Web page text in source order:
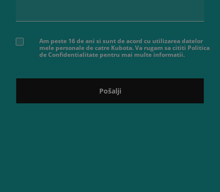
Am peste 16 de ani si sunt de acord cu utilizarea datelor
mele personale de catre Kubota. Va rugam sa cititi Politica
de Confidentialitate pentru mai multe informatii.
Pošalji